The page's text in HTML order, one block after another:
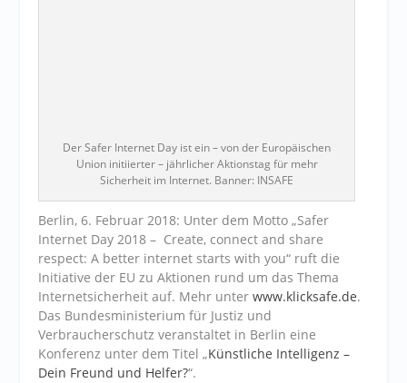
Der Safer Internet Day ist ein – von der Europäischen
Union initiierter – jährlicher Aktionstag für mehr
Sicherheit im Internet. Banner: INSAFE
Berlin, 6. Februar 2018: Unter dem Motto „Safer
Internet Day 2018 – Create, connect and share
respect: A better internet starts with you“ ruft die
Initiative der EU zu Aktionen rund um das Thema
Internetsicherheit auf. Mehr unterwww.klicksafe.de.
Das Bundesministerium für Justiz und
Verbraucherschutz veranstaltet in Berlin eine
Konferenz unter dem Titel „Künstliche Intelligenz –
Dein Freund und Helfer?“.